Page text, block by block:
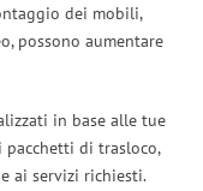
dei mobili,
possono aumentare
in base alle tue
pacchetti di trasloco,
ai servizi richiesti.